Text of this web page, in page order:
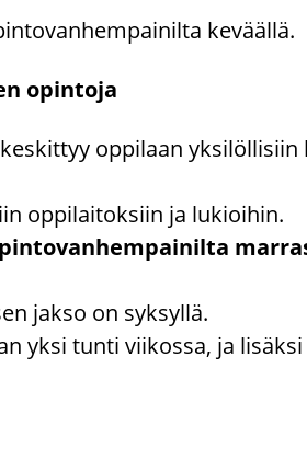
ke­vääl­lä.
opin­to­ja
op­pi­laan
op­pi­lai­tok­siin ja lu­kioi­hin.
jakso on syk­syl­lä.
yksi tunti vii­kos­sa, ja